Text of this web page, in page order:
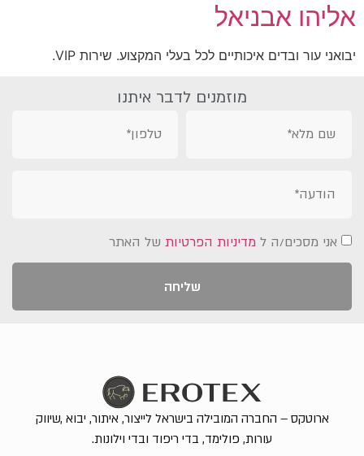
אליהו אבניאל
יבואני עור ובדים איכותיים לכל בעלי המקצוע. שירות VIP.
מוזמנים לדבר איתנו
אני מסכים/ה ל מדיניות הפרטיות של האתר
שליחה
ארוטקס – החברה המובילה בישראל לייצור, איתור, יבוא ,שיווק
עורות, פולימד, בדי ריפוד ובדי וילונות.